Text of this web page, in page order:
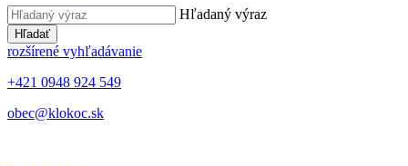
Hľadaný výraz
Hľadať
rozšírené vyhľadávanie
+421 0948 924 549
obec@klokoc.sk